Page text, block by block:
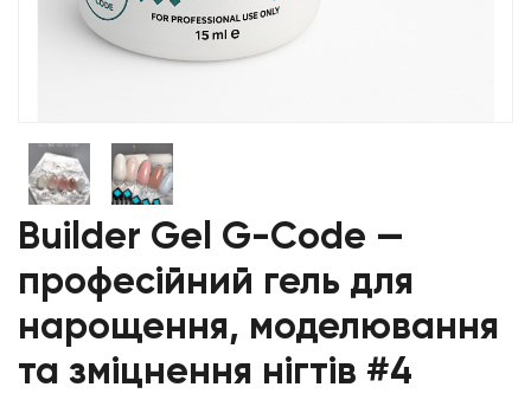
Builder Gel G-Code —
професійний гель для
нарощення, моделювання
та зміцнення нігтів #4